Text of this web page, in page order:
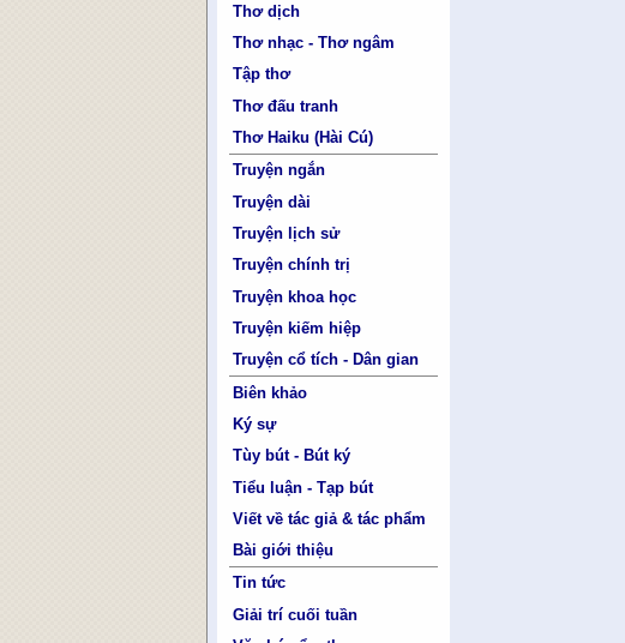
Thơ dịch
Thơ nhạc - Thơ ngâm
Tập thơ
Thơ đấu tranh
Thơ Haiku (Hài Cú)
Truyện ngắn
Truyện dài
Truyện lịch sử
Truyện chính trị
Truyện khoa học
Truyện kiếm hiệp
Truyện cổ tích - Dân gian
Biên khảo
Ký sự
Tùy bút - Bút ký
Tiểu luận - Tạp bút
Viết về tác giả & tác phẩm
Bài giới thiệu
Tin tức
Giải trí cuối tuần